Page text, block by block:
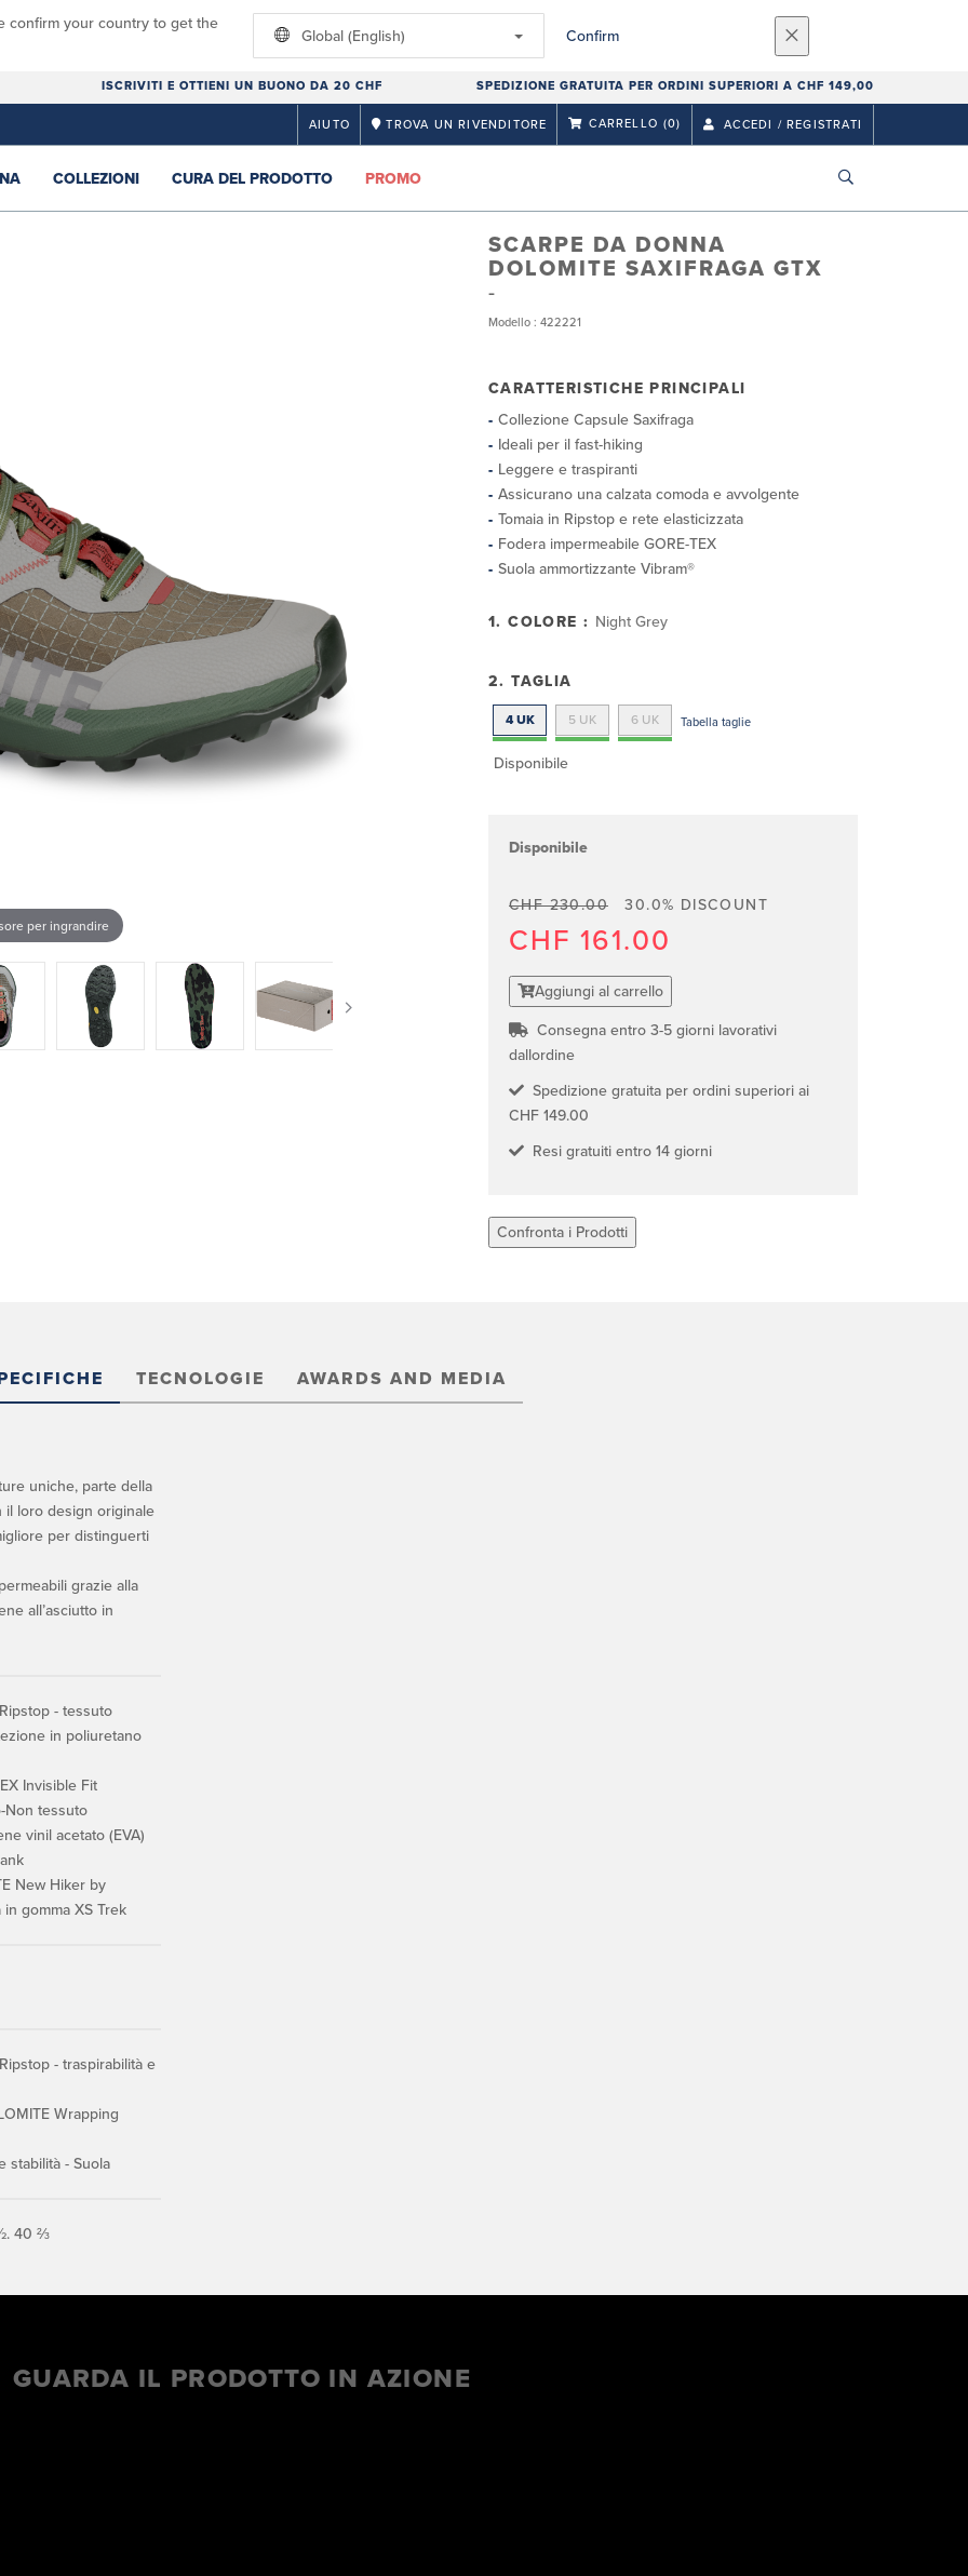
confirm your country to get the
Global (English) Confirm
ISCRIVITI E OTTIENI UN BUONO DA 20 CHF SPEDIZIONE GRATUITA PER ORDINI SUPERIORI A CHF 149,00
AIUTO TROVA UN RIVENDITORE CARRELLO (0) ACCEDI / REGISTRATI
COLLEZIONI CURA DEL PRODOTTO PROMO
SCARPE DA DONNA
DOLOMITE SAXIFRAGA GTX
Modello : 422221
per ingrandire
CARATTERISTICHE PRINCIPALI
Collezione Capsule Saxifraga
Ideali per il fast-hiking
Leggere e traspiranti
Assicurano una calzata comoda e avvolgente
Tomaia in Ripstop e rete elasticizzata
Fodera impermeabile GORE-TEX
Suola ammortizzante Vibram®
1. COLORE : Night Grey
2. TAGLIA
4 UK 5 UK 6 UK Tabella taglie
Disponibile
Disponibile
CHF 230.00 30.0% DISCOUNT
CHF 161.00
Aggiungi al carrello
Consegna entro 3-5 giorni lavorativi
dallordine
Spedizione gratuita per ordini superiori ai
CHF 149.00
Resi gratuiti entro 14 giorni
Confronta i Prodotti
TECNOLOGIE AWARDS AND MEDIA
uniche, parte della
il loro design originale
per distinguerti
grazie alla
all’asciutto in
- tessuto
in poliuretano
Invisible Fit
Non tessuto
vinil acetato (EVA)
New Hiker by
gomma XS Trek
- traspirabilità e
Wrapping
stabilità - Suola
40 ⅔
GUARDA IL PRODOTTO IN AZIONE